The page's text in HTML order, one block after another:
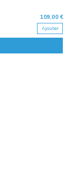
109,00 €
Ajouter